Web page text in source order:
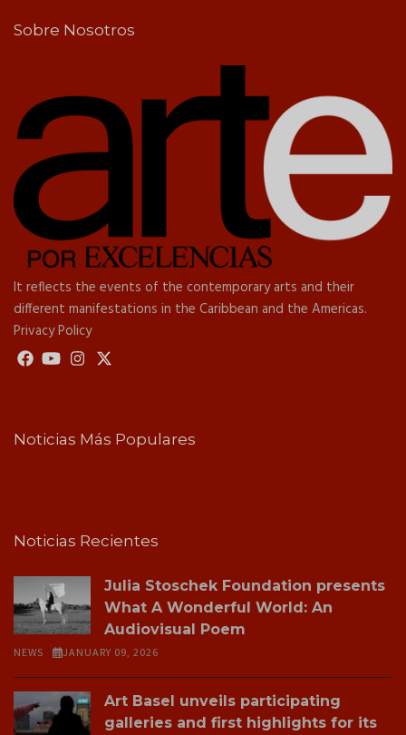
Sobre Nosotros
It reflects the events of the contemporary arts and their
different manifestations in the Caribbean and the Americas.
Privacy Policy
Noticias Más Populares
Noticias Recientes
Julia Stoschek Foundation presents
What A Wonderful World: An
Audiovisual Poem
NEWS JANUARY 09, 2026
Art Basel unveils participating
galleries and first highlights for its